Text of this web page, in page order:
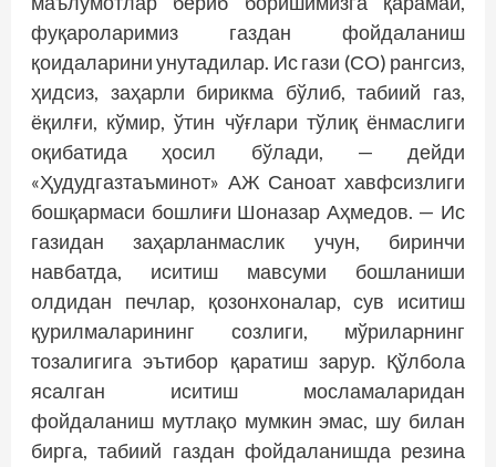
фуқароларимиз газдан фойдаланиш
қоидаларини унутадилар. Ис гази (СО) рангсиз,
ҳидсиз, заҳарли бирикма бўлиб, табиий газ,
ёқилғи, кўмир, ўтин чўғлари тўлиқ ёнмаслиги
оқибатида ҳосил бўлади, — дейди
«Ҳудудгазтаъминот» АЖ Саноат хавфсизлиги
бошқармаси бошлиғи Шоназар Аҳмедов. — Ис
газидан заҳарланмаслик учун, биринчи
навбатда, иситиш мавсуми бошланиши
олдидан печлар, қозонхоналар, сув иситиш
қурилмаларининг созлиги, мўриларнинг
тозалигига эътибор қаратиш зарур. Қўлбола
ясалган иситиш мосламаларидан
фойдаланиш мутлақо мумкин эмас, шу билан
бирга, табиий газдан фойдаланишда резина